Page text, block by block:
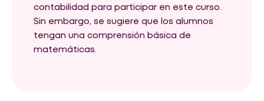
contabilidad para participar en este curso.
Sin embargo, se sugiere que los alumnos
tengan una comprensión básica de
matemáticas.